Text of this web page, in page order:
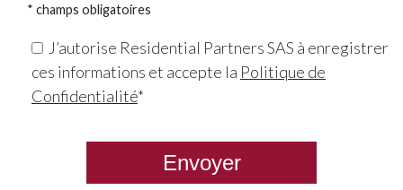
* champs obligatoires
J’autorise Residential Partners SAS à enregistrer
ces informations et accepte la Politique de
Confidentialité*
Envoyer